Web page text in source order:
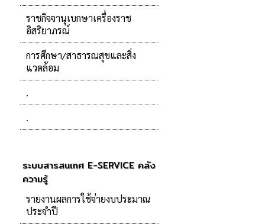
ราชกิจจานุเบกษาเครื่องราช
อิสริยาภรณ์
การศึกษา/สาธารณสุขและสิ่ง
แวดล้อม
.
.
ระบบสารสนเทศ E-SERVICE คลัง
ความรู้
รายงานผลการใช้จ่ายงบประมาณ
ประจำปี